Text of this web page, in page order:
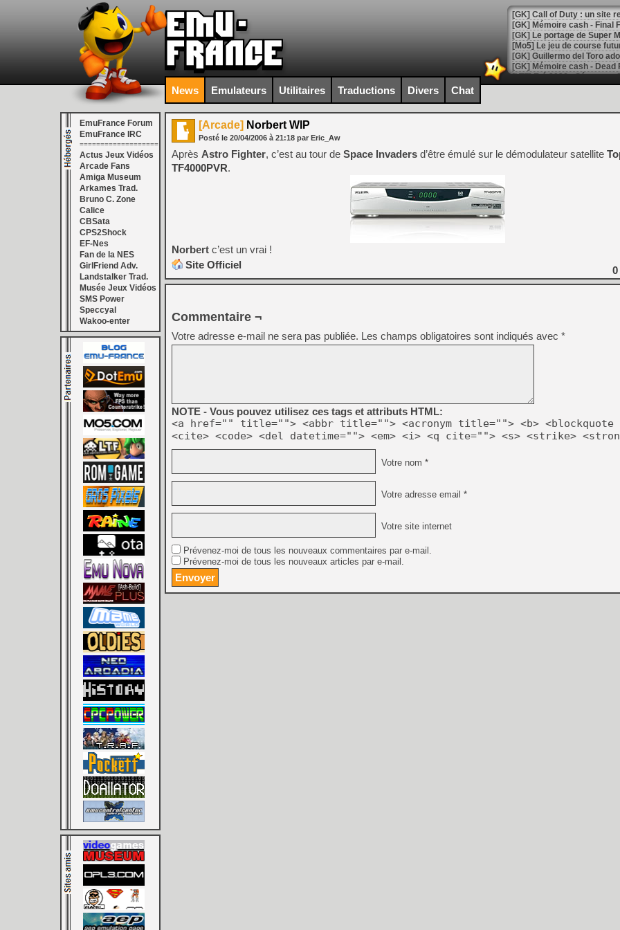
[GK] Le portage de Super
[Mo5] Le jeu de course
[GK] Guillermo del Toro
[LTF] Eté 2026 - Séquence
[GK] Mistfall Hunter :
[GK] Wo Long 2 évolue
[GK] Crossfire : un TPS à
[LS] [PS5] Premiers
[Mo5] DOOM arrive en
[GK] Bethesda fête les 30
[GK] Roblox : l'action en
[GK] Agenda - GeForce
[GK] Devolver Digital en a
[LS] [PS5] ps5-y2jb-
[GK] Pourquoi Marvel
[GK] GTA 6 : Rockstar
[GK] Hot Wheels Infinite
[GK] Mémoire cash -
[GK] Résultats Nintendo :
[GK] Déjà des
[Mo5] Brickboy cherche à
[GK] Minecraft et ses «
[GK] Beast of
[GK] Ubisoft : fin de partie
[GK] Mémoire cash -
[GK] Dan Houser (GTA)
[GK] Comment EA Sports
[GK] Crimson Moon : un
[GK] Isle of Reveries : le
News Emulateurs Utilitaires Traductions Divers Chat
EmuFrance Forum
EmuFrance IRC
===================
Actus Jeux Vidéos
Arcade Fans
Amiga Museum
Arkames Trad.
Bruno C. Zone
Calice
CBSata
CPS2Shock
EF-Nes
Fan de la NES
GirlFriend Adv.
Landstalker Trad.
Musée Jeux Vidéos
SMS Power
Speccyal
Wakoo-enter
[Arcade] Norbert WIP
Posté le 20/04/2006 à 21:18 par Eric_Aw
Après Astro Fighter, c’est au tour de Space Invaders d’être émulé sur le démodulateur satellite
TF4000PVR.
Norbert c’est un vrai !
Site Officiel
0
Commentaire ¬
Votre adresse e-mail ne sera pas publiée. Les champs obligatoires sont indiqués avec *
NOTE - Vous pouvez utilisez ces tags et attributs HTML:
<a href="" title=""> <abbr title=""> <acronym title=""> <b> <blockquote
<cite> <code> <del datetime=""> <em> <i> <q cite=""> <s> <strike>
Votre nom *
Votre adresse email *
Votre site internet
Prévenez-moi de tous les nouveaux commentaires par e-mail.
Prévenez-moi de tous les nouveaux articles par e-mail.